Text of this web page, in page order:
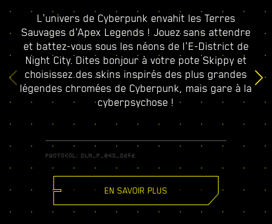
L'univers de Cyberpunk envahit les Terres
Sauvages d'Apex Legends ! Jouez sans attendre
et battez-vous sous les néons de l'E-District de
Night City. Dites bonjour à votre pote Skippy et
choisissez des skins inspirés des plus grandes
légendes chromées de Cyberpunk, mais gare à la
cyberpsychose !
EN SAVOIR PLUS